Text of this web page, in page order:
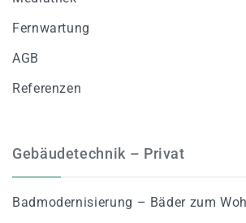
Fernwartung
AGB
Referenzen
Gebäudetechnik – Privat
Badmodernisierung – Bäder zum